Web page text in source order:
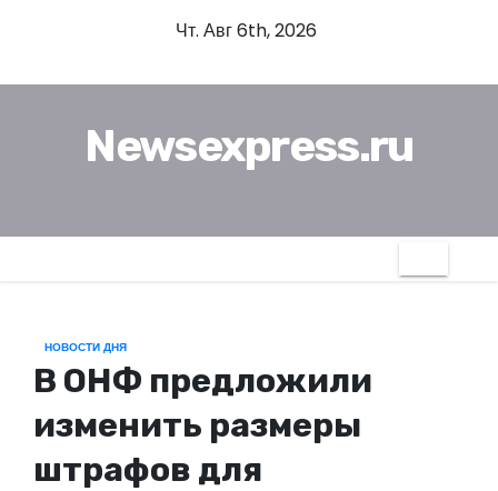
к
Чт. Авг 6th, 2026
Newsexpress.ru
НОВОСТИ ДНЯ
В ОНФ предложили
изменить размеры
штрафов для